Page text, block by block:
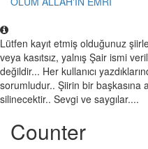
Lütfen kayıt etmiş olduğunuz
veya kasıtsız, yalnış Şair ismi
değildir... Her kullanıcı
sorumludur.. Şiirin bir başkasına
silinecektir.. Sevgi ve saygılar....
Counter